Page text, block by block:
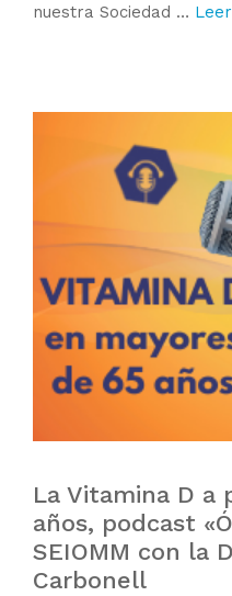
nuestra Sociedad …
La Vitamina D a
años, podcast
SEIOMM con la
Carbonell